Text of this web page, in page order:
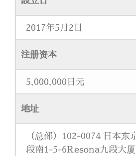
2017年5月2日
注册资本
5,000,000日元
地址
（总部）102-0074 日本东
段南1-5-6Resona九段大